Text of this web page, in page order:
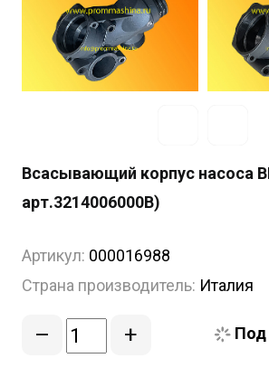
Всасывающий корпус насоса
арт.3214006000B)
Артикул: 000016988
Страна производитель: Италия
– + Под